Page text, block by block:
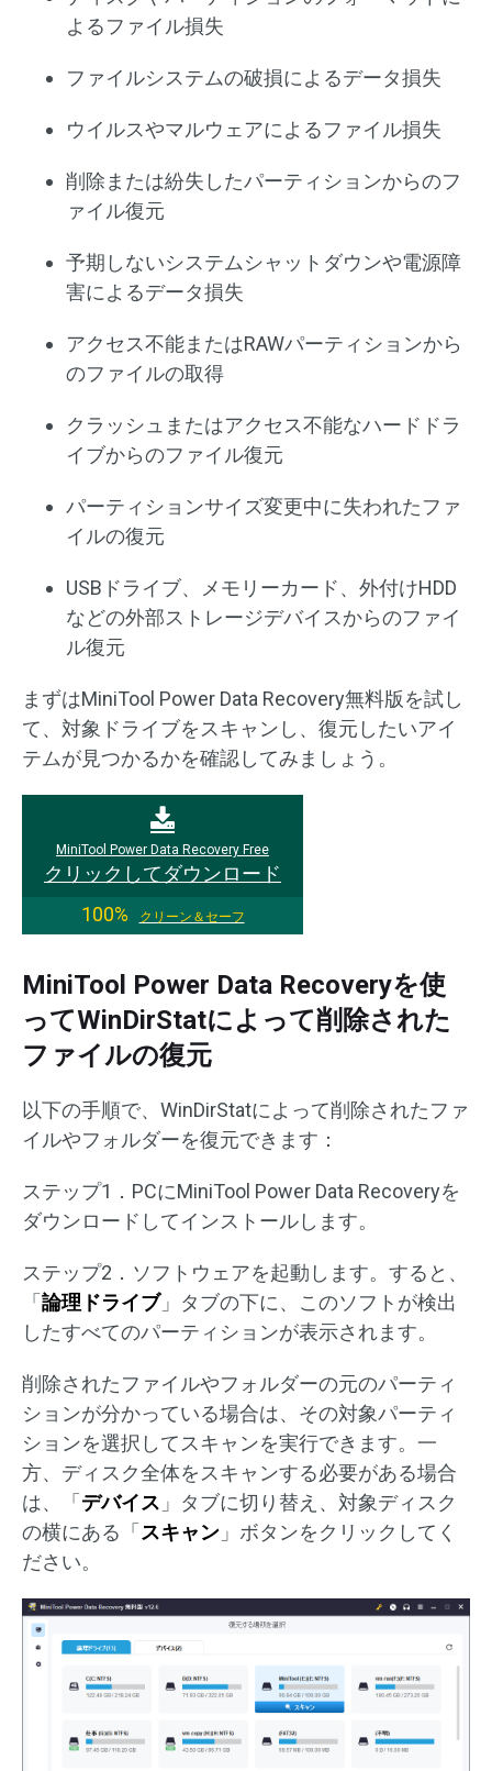
よるファイル損失
ファイルシステムの破損によるデータ損失
ウイルスやマルウェアによるファイル損失
削除または紛失したパーティションからのフ
ァイル復元
予期しないシステムシャットダウンや電源障
害によるデータ損失
アクセス不能またはRAWパーティションから
のファイルの取得
クラッシュまたはアクセス不能なハードドラ
イブからのファイル復元
パーティションサイズ変更中に失われたファ
イルの復元
USBドライブ、メモリーカード、外付けHDD
などの外部ストレージデバイスからのファイ
ル復元
まずはMiniTool Power Data Recovery無料版を試し
て、対象ドライブをスキャンし、復元したいアイ
テムが見つかるかを確認してみましょう。
MiniTool Power Data Recovery Free
クリックしてダウンロード
100%
クリーン＆セーフ
MiniTool Power Data Recoveryを使
ってWinDirStatによって削除された
ファイルの復元
以下の手順で、WinDirStatによって削除されたファ
イルやフォルダーを復元できます：
ステップ1．PCにMiniTool Power Data Recoveryを
ダウンロードしてインストールします。
ステップ2．ソフトウェアを起動します。すると、
「 論理ドライブ」タブの下に、このソフトが検出
したすべてのパーティションが表示されます。
削除されたファイルやフォルダーの元のパーティ
ションが分かっている場合は、その対象パーティ
ションを選択してスキャンを実行できます。一
方、ディスク全体をスキャンする必要がある場合
は、「 デバイス 」タブに切り替え、対象ディスク
の横にある「 スキャン 」ボタンをクリックしてく
ださい。